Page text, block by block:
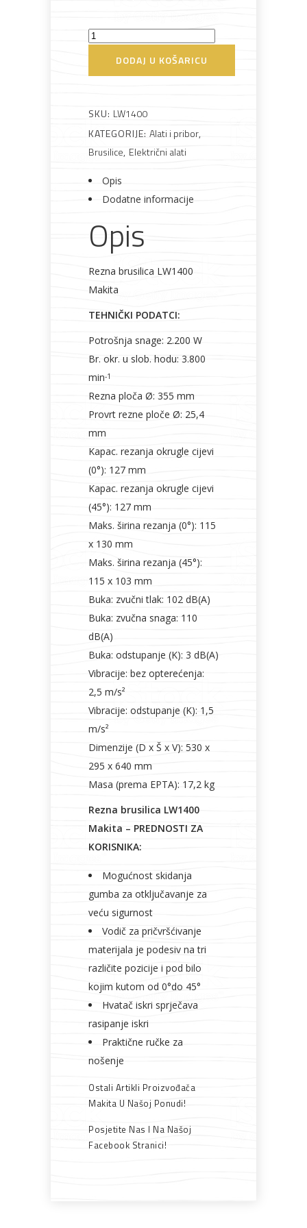
lakovi materijali
Metalna
galanterija
Elektromaterijal
roba
Rezna
količina
DODAJ U KOŠARICU
SKU: LW1400
KATEGORIJE: Alati i pribor,
Brusilice, Električni alati
Opis
Dodatne informacije
Opis
Rezna brusilica LW1400
Makita
TEHNIČKI PODATCI:
Potrošnja snage: 2.200 W
Br. okr. u slob. hodu: 3.800
min-1
Rezna ploča Ø: 355 mm
Provrt rezne ploče Ø: 25,4
mm
Kapac. rezanja okrugle cijevi
(0°): 127 mm
Kapac. rezanja okrugle cijevi
(45°): 127 mm
Maks. širina rezanja (0°): 115
x 130 mm
Maks. širina rezanja (45°):
115 x 103 mm
Buka: zvučni tlak: 102 dB(A)
Buka: zvučna snaga: 110
dB(A)
Buka: odstupanje (K): 3 dB(A)
Vibracije: bez opterećenja:
2,5 m/s²
Vibracije: odstupanje (K): 1,5
m/s²
Dimenzije (D x Š x V): 530 x
295 x 640 mm
Masa (prema EPTA): 17,2 kg
Rezna brusilica LW1400
Makita – PREDNOSTI ZA
KORISNIKA:
Mogućnost skidanja
gumba za otključavanje za
veću sigurnost
Vodič za pričvršćivanje
materijala je podesiv na tri
različite pozicije i pod bilo
kojim kutom od 0°do 45°
Hvatač iskri sprječava
rasipanje iskri
Praktične ručke za
nošenje
Ostali Artikli Proizvođača
Makita U Našoj Ponudi!
Posjetite Nas I Na Našoj
Facebook Stranici!